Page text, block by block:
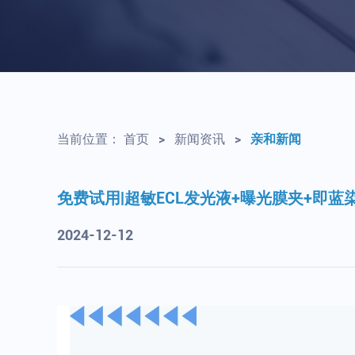
当前位置： 首页 > 新闻资讯 > 亲和新闻
免费试用|超敏ECL发光液+曝光膜夹+即蓝
2024-12-12